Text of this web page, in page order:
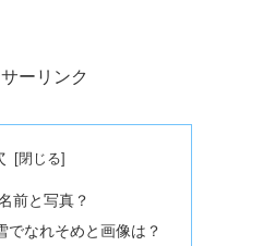
ーリンク
前と写真？
でなれそめと画像は？